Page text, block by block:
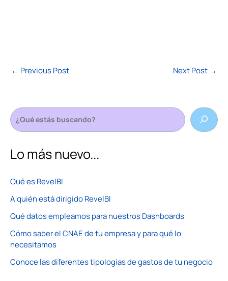
← Previous Post Next Post →
Lo más nuevo...
Qué es RevelBI
A quién está dirigido RevelBI
Qué datos empleamos para nuestros Dashboards
Cómo saber el CNAE de tu empresa y para qué lo
necesitamos
Conoce las diferentes tipologías de gastos de tu negocio